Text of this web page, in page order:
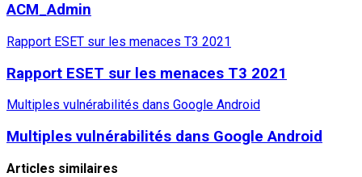
ACM_Admin
Rapport ESET sur les menaces T3 2021
Rapport ESET sur les menaces T3 2021
Multiples vulnérabilités dans Google Android
Multiples vulnérabilités dans Google Android
Articles similaires